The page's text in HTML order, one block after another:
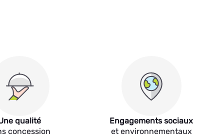
qualité
concession
Engagements sociaux
et environnementaux